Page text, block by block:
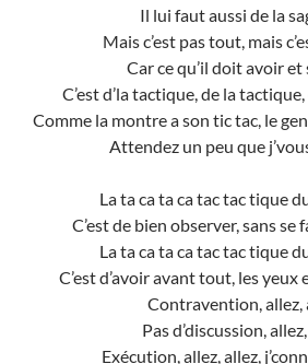
Il lui faut aussi de la
Mais c’est pas tout, mais
Car ce qu’il doit avoir
C’est d’la tactique, de la
Comme la montre a son tic tac, le
Attendez un peu que
La ta ca ta ca tac tac tique
C’est de bien observer, sans se
La ta ca ta ca tac tac tique
C’est d’avoir avant tout, les yeux
Contravention, allez,
Pas d’discussion,
Exécution, allez, allez,